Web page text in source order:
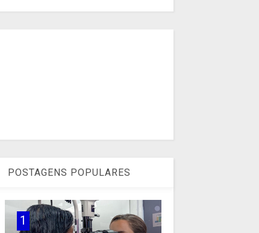
POSTAGENS POPULARES
1